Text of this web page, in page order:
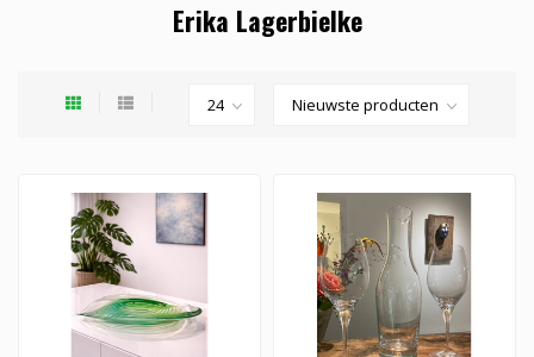
Erika Lagerbielke